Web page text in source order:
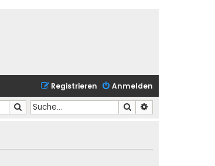
Anmelden
Registrieren
Suche
Suche